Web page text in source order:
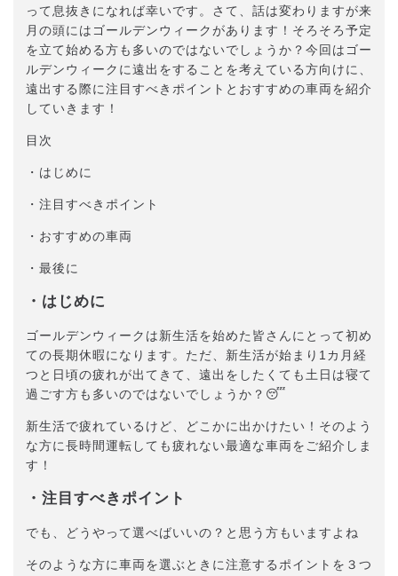
って息抜きになれば幸いです。さて、話は変わりますが来
月の頭にはゴールデンウィークがあります！そろそろ予定
を立て始める方も多いのではないでしょうか？今回はゴー
ルデンウィークに遠出をすることを考えている方向けに、
遠出する際に注目すべきポイントとおすすめの車両を紹介
していきます！
目次
・はじめに
・注目すべきポイント
・おすすめの車両
・最後に
・はじめに
ゴールデンウィークは新生活を始めた皆さんにとって初め
ての長期休暇になります。ただ、新生活が始まり1カ月経
つと日頃の疲れが出てきて、遠出をしたくても土日は寝て
過ごす方も多いのではないでしょうか？😴
新生活で疲れているけど、どこかに出かけたい！そのよう
な方に長時間運転しても疲れない最適な車両をご紹介しま
す！
・注目すべきポイント
でも、どうやって選べばいいの？と思う方もいますよね
そのような方に車両を選ぶときに注意するポイントを３つ